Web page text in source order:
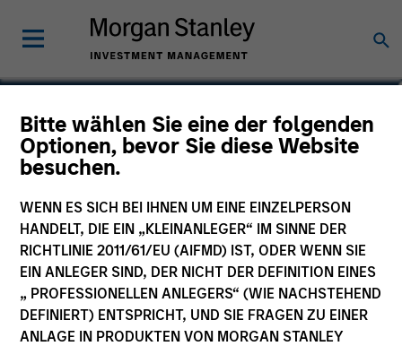
Bitte wählen Sie eine der folgenden
Optionen, bevor Sie diese Website
besuchen.
WENN ES SICH BEI IHNEN UM EINE EINZELPERSON
HANDELT, DIE EIN „KLEINANLEGER“ IM SINNE DER
RICHTLINIE 2011/61/EU (AIFMD) IST, ODER WENN SIE
EIN ANLEGER SIND, DER NICHT DER DEFINITION EINES
„ PROFESSIONELLEN ANLEGERS“ (WIE NACHSTEHEND
DEFINIERT) ENTSPRICHT, UND SIE FRAGEN ZU EINER
ANLAGE IN PRODUKTEN VON MORGAN STANLEY
Global Convertible Bond
Fund
Marketingdokument
Kommentar